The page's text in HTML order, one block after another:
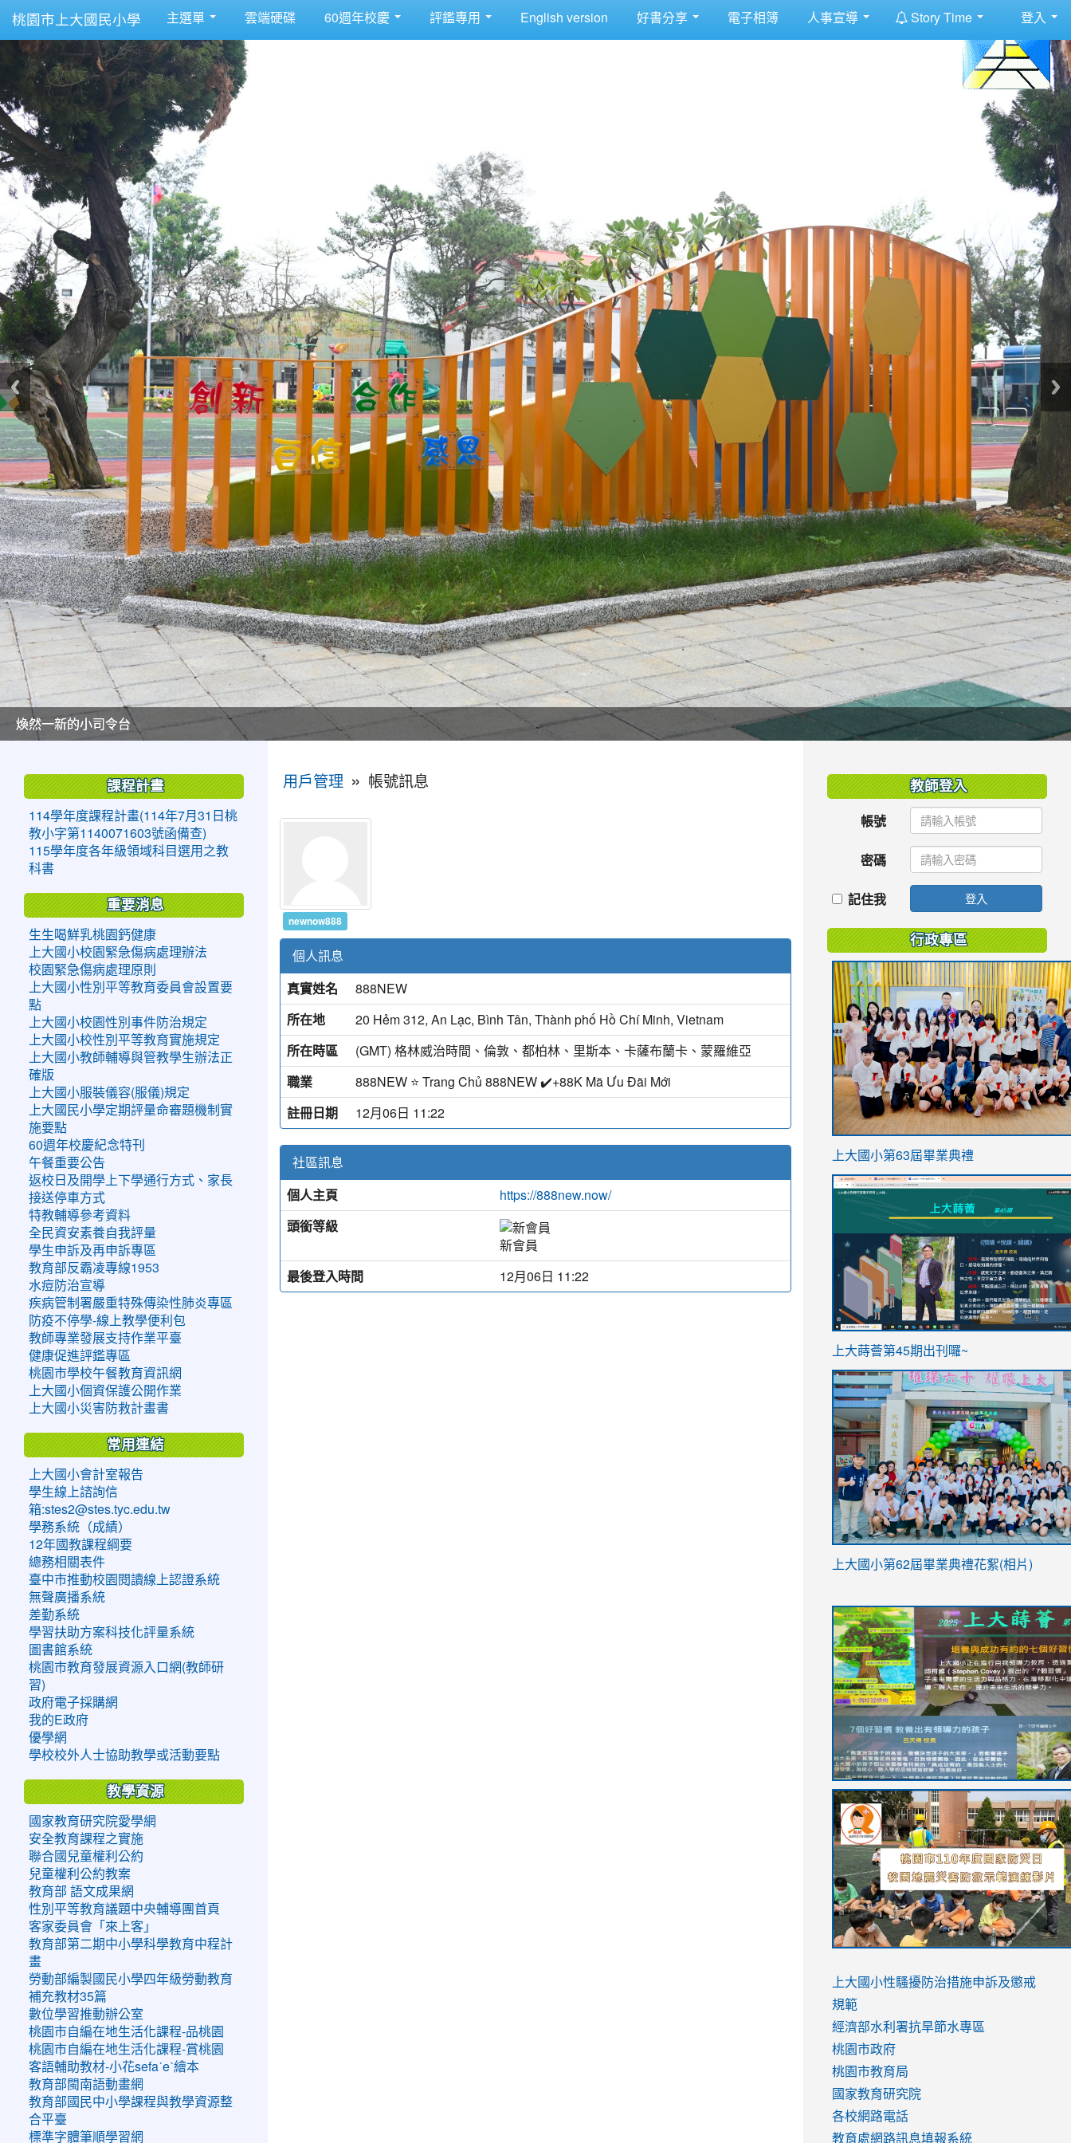
桃園市上大國民小學 主選單 雲端硬碟 60週年校慶 評鑑專用 English version 好書分享 電子相簿 人事宣導 Story Time 登入
美麗的操場是我們活力的來源
美麗的操場是我們活力的來源
煥然一新的小司令台
煥然一新的小司令台
富含桃園埤塘田園風光意象的中廊
富含桃園埤塘田園風光意象的中廊
嶄新的中庭廣場
嶄新的中庭廣場
水生池生生不息
水生池生生不息
用戶管理 » 帳號訊息
newnow888
個人訊息
真實姓名
888NEW
所在地
20 Hẻm 312, An Lạc, Bình Tân, Thành phố Hồ Chí Minh, Vietnam
所在時區
(GMT) 格林威治時間、倫敦、都柏林、里斯本、卡薩布蘭卡、蒙羅維亞
職業
888NEW ⭐️ Trang Chủ 888NEW ✔️+88K Mã Ưu Đãi Mới
註冊日期
12月06日 11:22
社區訊息
個人主頁
https://888new.now/
頭銜等級
新會員
最後登入時間
12月06日 11:22
課程計畫
114學年度課程計畫(114年7月31日桃
教小字第1140071603號函備查)
115學年度各年級領域科目選用之教
科書
重要消息
生生喝鮮乳桃園鈣健康
上大國小校園緊急傷病處理辦法
校園緊急傷病處理原則
上大國小性別平等教育委員會設置要
點
上大國小校園性別事件防治規定
上大國小校性別平等教育實施規定
上大國小教師輔導與管教學生辦法正
確版
上大國小服裝儀容(服儀)規定
上大國民小學定期評量命審題機制實
施要點
60週年校慶紀念特刊
午餐重要公告
返校日及開學上下學通行方式、家長
接送停車方式
特教輔導參考資料
全民資安素養自我評量
學生申訴及再申訴專區
教育部反霸凌專線1953
水痘防治宣導
疾病管制署嚴重特殊傳染性肺炎專區
防疫不停學-線上教學便利包
教師專業發展支持作業平臺
健康促進評鑑專區
桃園市學校午餐教育資訊網
上大國小個資保護公開作業
上大國小災害防救計畫書
常用連結
上大國小會計室報告
學生線上諮詢信
箱:stes2@stes.tyc.edu.tw
學務系統（成績）
12年國教課程綱要
總務相關表件
臺中市推動校園閱讀線上認證系統
無聲廣播系統
差勤系統
學習扶助方案科技化評量系統
圖書館系統
桃園市教育發展資源入口網(教師研
習)
政府電子採購網
我的E政府
優學網
學校校外人士協助教學或活動要點
教學資源
國家教育研究院愛學網
安全教育課程之實施
聯合國兒童權利公約
兒童權利公約教案
教育部 語文成果網
性別平等教育議題中央輔導團首頁
客家委員會「來上客」
教育部第二期中小學科學教育中程計
畫
勞動部編製國民小學四年級勞動教育
補充教材35篇
數位學習推動辦公室
桃園市自編在地生活化課程-品桃園
桃園市自編在地生活化課程-賞桃園
客語輔助教材-小花sefaˊeˋ繪本
教育部閩南語動畫網
教育部國民中小學課程與教學資源整
合平臺
標準字體筆順學習網
教師登入
帳號
密碼
記住我 登入
行政專區
link
https://sites.google.com/stes.tyc.edu.tw/
上大國小第63屆畢業典禮
link
ink
https://sites.google.com/stes.tyc.edu.tw/
link
https://sites.google.com/stes.tyc.edu.tw/
上大蒔薈第45期出刊囉~
link
YfDQppRvyMk686kIw6SBbssEIZ6WnT/
usp=sharing
上大國小第62屆畢業典禮花絮(相片)
to
https://drive.google.com/file/d/1I-
YfDQppRvyMk686kIw6SBbssEIZ6WnT/
usp=sharing
to
https://sites.google.com/stes.tyc.edu.tw/
link
to
https://sites.google.com/stes.tyc.edu.tw/
link
to
https://drive.google.com/file/d/
usp=sharing
link
to
https://youtu.be/jJOMVWY3-
8M
link
to
https://drive.google.com/file/d/
usp=sharing
to
https://www.youtube.com/watch?
v=hC_gdZndU9s
to
https://www.youtube.com/watch?
v=hC_gdZndU9s
link
to
https://www.youtube.com/watch?
v=mfpNykQ0g4M
上大國小性騷擾防治措施申訴及懲戒
規範
經濟部水利署抗旱節水專區
桃園市政府
桃園市教育局
國家教育研究院
各校網路電話
教育處網路訊息填報系統